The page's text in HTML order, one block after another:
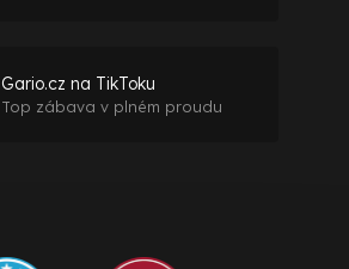
Gario.cz na TikToku
Top zábava v plném proudu